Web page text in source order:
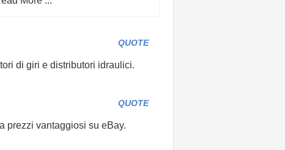
QUOTE
di giri e distributori idraulici.
QUOTE
prezzi vantaggiosi su eBay.